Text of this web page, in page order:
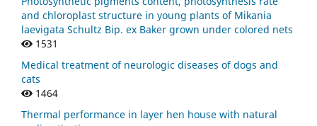
and chloroplast structure in young plants of Mikania
laevigata Schultz Bip. ex Baker grown under colored nets
1531
Medical treatment of neurologic diseases of dogs and
cats
1464
Thermal performance in layer hen house with natural